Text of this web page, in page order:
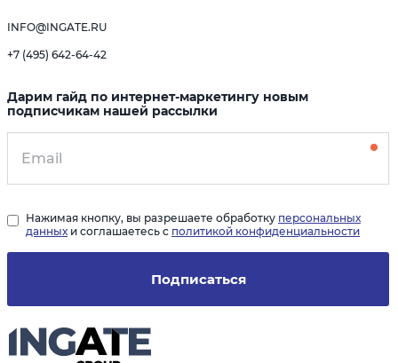
INFO@INGATE.RU
+7 (495) 642-64-42
Дарим гайд по интернет-маркетингу новым
подписчикам нашей рассылки
Подписаться
Нажимая кнопку, вы разрешаете обработку персональных
данных и соглашаетесь с политикой конфиденциальности